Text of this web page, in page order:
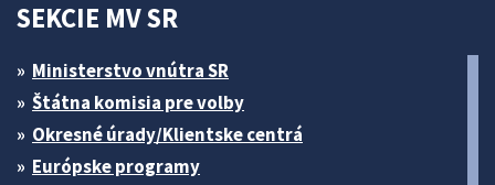
SEKCIE MV SR
Ministerstvo vnútra SR
Štátna komisia pre volby
Okresné úrady/Klientske centrá
Európske programy